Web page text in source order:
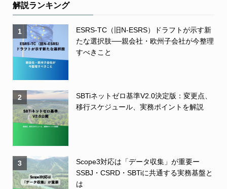
解説ランキング
1
ESRS-TC（旧N-ESRS）ドラフトが示す新
たな選択肢──親会社・欧州子会社が今整理
すべきこと
2
SBTiネットゼロ基準V2.0決定版：変更点、
移行スケジュール、実務ポイントを解説
3
Scope3対応は「データ収集」が重要ー
SSBJ・CSRD・SBTiに共通する実務基盤と
は